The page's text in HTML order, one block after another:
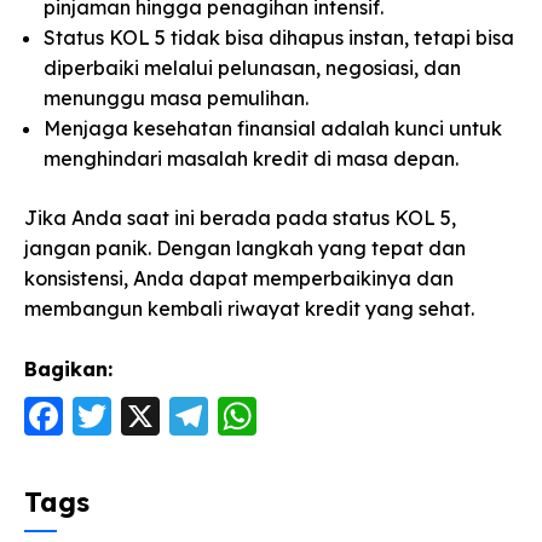
pinjaman hingga penagihan intensif.
Status KOL 5 tidak bisa dihapus instan, tetapi bisa
diperbaiki melalui pelunasan, negosiasi, dan
menunggu masa pemulihan.
Menjaga kesehatan finansial adalah kunci untuk
menghindari masalah kredit di masa depan.
Jika Anda saat ini berada pada status KOL 5,
jangan panik. Dengan langkah yang tepat dan
konsistensi, Anda dapat memperbaikinya dan
membangun kembali riwayat kredit yang sehat.
Bagikan:
F
c
e
T
X
T
Tags